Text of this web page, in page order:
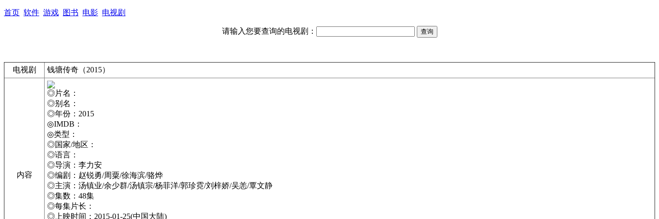
首页 软件 游戏 图书 电影 电视剧
请输入您要查询的电视剧：
电视剧 钱塘传奇（2015）
内容
◎片名：
◎别名：
◎年份：2015
◎IMDB：
◎类型：
◎国家/地区：
◎语言：
◎导演：李力安
◎编剧：赵锐勇/周粟/徐海滨/骆烨
◎主演：汤镇业/余少群/汤镇宗/杨菲洋/郭珍霓/刘梓娇/吴恙/覃文静
◎集数：48集
◎每集片长：
◎上映时间：2015-01-25(中国大陆)